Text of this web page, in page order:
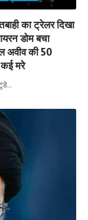
का ट्रेलर दिखा
डोम बचा
अवीव की 50
मरे
…